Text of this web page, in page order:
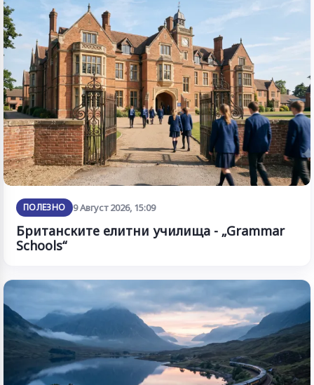
ПОЛЕЗНО 9 Август 2026, 15:09
Британските елитни училища - „Grammar
Schools“